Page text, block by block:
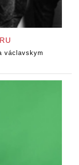
václavskym